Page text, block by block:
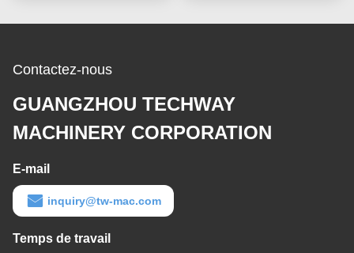
Contactez-nous
GUANGZHOU TECHWAY
MACHINERY CORPORATION
E-mail
inquiry@tw-mac.com
Temps de travail